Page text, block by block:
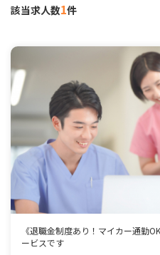
該当求人数1件
《退職金制度あり！マイカー通勤
ービスです